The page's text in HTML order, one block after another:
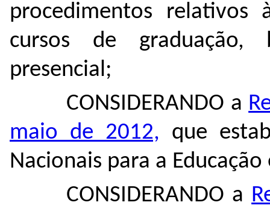
procedimentos relativos
cursos de graduação,
presencial;
CONSIDERANDO a
maio de 2012, que
Nacionais para a
CONSIDERANDO a